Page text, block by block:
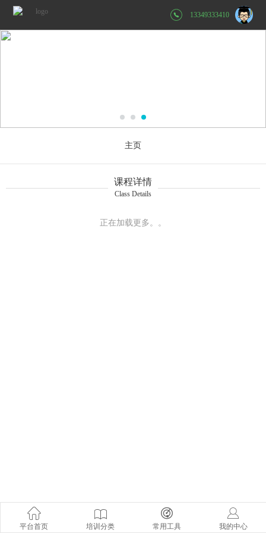
13349333410
主页
课程详情
Class Details
正在加载更多。。
平台首页 培训分类 常用工具 我的中心